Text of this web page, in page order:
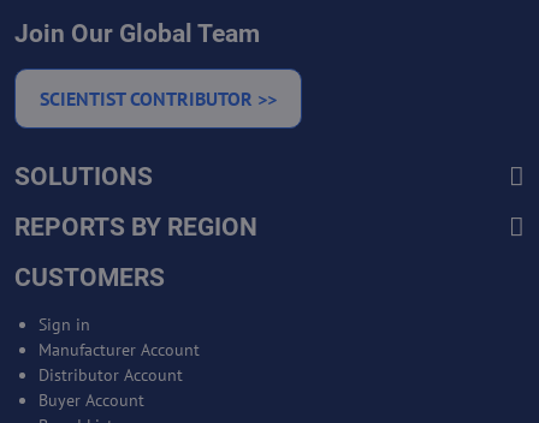
Join Our Global Team
SCIENTIST CONTRIBUTOR >>
SOLUTIONS
REPORTS BY REGION
CUSTOMERS
Sign in
Manufacturer Account
Distributor Account
Buyer Account